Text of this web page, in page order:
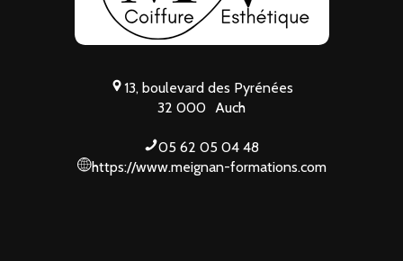
13, boulevard des Pyrénées
32 000 Auch
05 62 05 04 48
https://www.meignan-formations.com